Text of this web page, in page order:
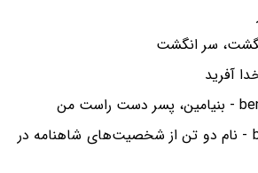
بَندوی - فارسی - banduy - نام دو تن از شخصیت‌های شاهنامه در